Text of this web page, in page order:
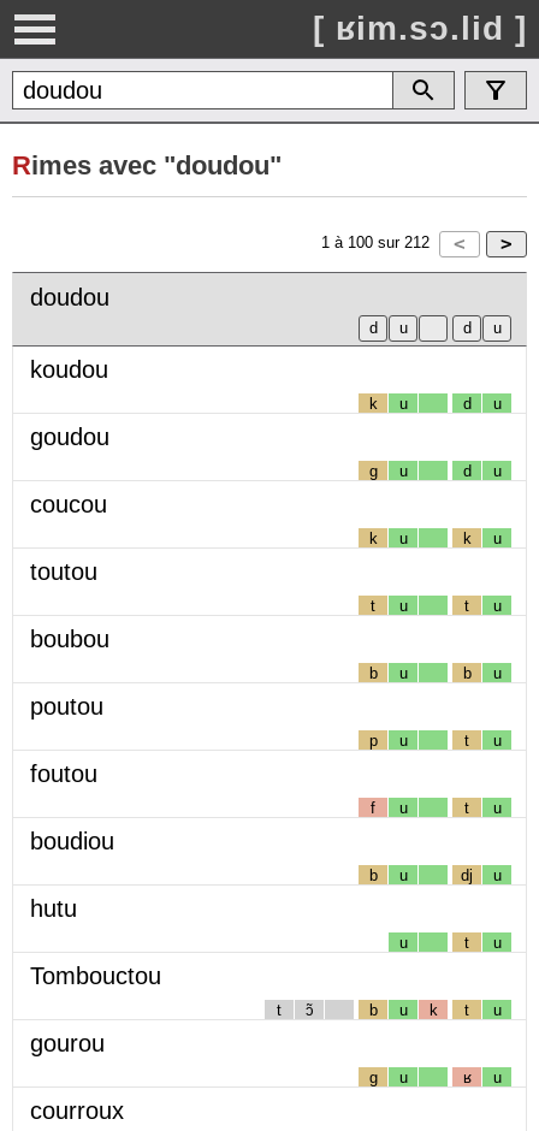
[ ʁim.sɔ.lid ]
Rimes avec "doudou"
1 à 100 sur 212
doudou
koudou
k u d u
goudou
g u d u
coucou
k u k u
toutou
t u t u
boubou
b u b u
poutou
p u t u
foutou
f u t u
boudiou
b u dj u
hutu
u t u
Tombouctou
t ɔ̃ b u k t u
gourou
g u ʁ u
courroux